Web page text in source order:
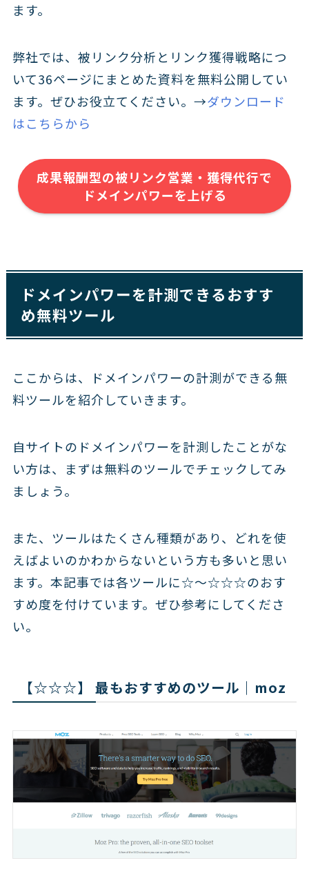
ます。
弊社では、被リンク分析とリンク獲得戦略につ
いて36ページにまとめた資料を無料公開してい
ます。ぜひお役立てください。→ダウンロード
はこちらから
成果報酬型の被リンク営業・獲得代行で
ドメインパワーを上げる
ドメインパワーを計測できるおすす
め無料ツール
ここからは、ドメインパワーの計測ができる無
料ツールを紹介していきます。
自サイトのドメインパワーを計測したことがな
い方は、まずは無料のツールでチェックしてみ
ましょう。
また、ツールはたくさん種類があり、どれを使
えばよいのかわからないという方も多いと思い
ます。本記事では各ツールに☆～☆☆☆のおす
すめ度を付けています。ぜひ参考にしてくださ
い。
【☆☆☆】 最もおすすめのツール｜moz